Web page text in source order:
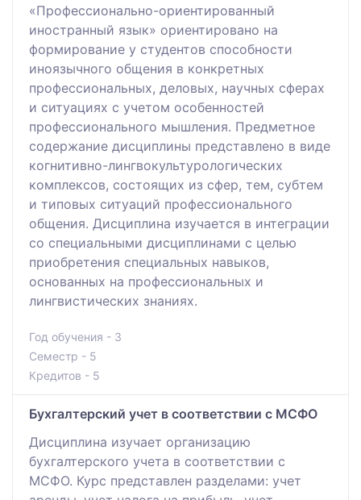
«Профессионально-ориентированный
иностранный язык» ориентировано на
формирование у студентов способности
иноязычного общения в конкретных
профессиональных, деловых, научных сферах
и ситуациях с учетом особенностей
профессионального мышления. Предметное
содержание дисциплины представлено в виде
когнитивно-лингвокультурологических
комплексов, состоящих из сфер, тем, субтем
и типовых ситуаций профессионального
общения. Дисциплина изучается в интеграции
со специальными дисциплинами с целью
приобретения специальных навыков,
основанных на профессиональных и
лингвистических знаниях.
Год обучения - 3
Семестр - 5
Кредитов - 5
Бухгалтерский учет в соответствии с МСФО
Дисциплина изучает организацию
бухгалтерского учета в соответствии с
МСФО. Курс представлен разделами: учет